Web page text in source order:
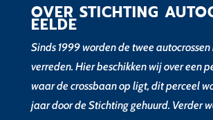
OVER STICHTING
EELDE
Sinds 1999 worden de twee autocrossen
verreden. Hier beschikken wij over een
waar de crossbaan op ligt, dit perceel
jaar door de Stichting gehuurd. Verder